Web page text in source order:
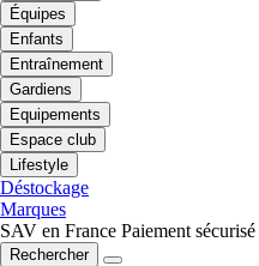
Équipes
Enfants
Entraînement
Gardiens
Equipements
Espace club
Lifestyle
Déstockage
Marques
SAV en France Paiement sécurisé
Rechercher